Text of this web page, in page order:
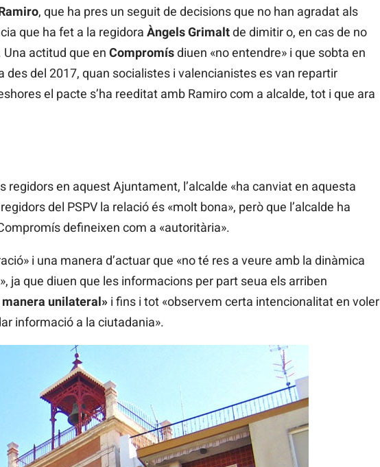
, que ha pres un seguit de decisions que no han agradat als
que ha fet a la regidora Àngels Grimaltde dimitir o, en cas de no
actitud que en Compromísdiuen «no entendre» i que sobta en
des del 2017, quan socialistes i valencianistes es van repartir
el pacte s’ha reeditat amb Ramiro com a alcalde, tot i que ara
regidors en aquest Ajuntament, l’alcalde «ha canviat en aquesta
del PSPV la relació és «molt bona», però que l’alcalde ha
defineixen com a «autoritària».
i una manera d’actuar que «no té res a veure amb la dinàmica
ja que diuen que les informacions per part seua els arriben
manera unilateral» i fins i tot «observem certa intencionalitat en voler
informació a la ciutadania».